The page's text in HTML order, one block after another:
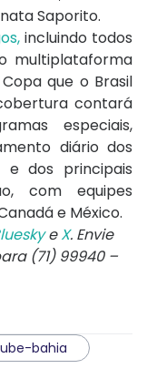
Saporito.
incluindo todos
multiplataforma
que o Brasil
contará
especiais,
diário dos
e dos principais
com equipes
e México.
eX. Envie
(71) 99940 –
bahia